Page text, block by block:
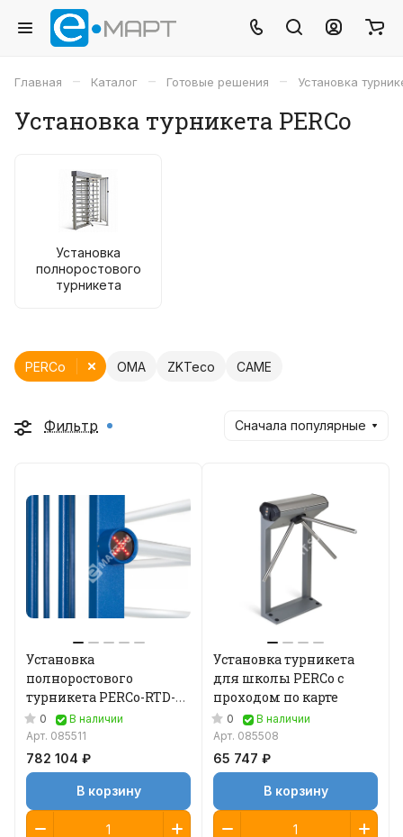
Главная – Каталог – Готовые решения – Установка
Установка турникета PERCo
Установка
полноростового
турникета
OMA ZKTeco CAME
PERCo
Фильтр Сначала популярные
Установка
полноростового
турникета PERCo-RTD-
16.2
0
В наличии
Арт. 085511
782 104 ₽
В корзину
Установка турникета
для школы PERCo с
проходом по карте
0
В наличии
Арт. 085508
65 747 ₽
В корзину